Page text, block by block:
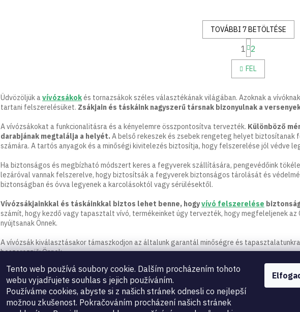
Tento web používá soubory cookie. Dalším procházením tohoto
webu vyjadřujete souhlas s jejich používáním.
Používáme cookies, abyste si z našich stránek odnesli co nejlepší
možnou zkušenost. Pokračováním procházení našich stránek
L
i
s
t
a
i
r
n
y
í
á
s
l
e
m
TOVÁBBI 7 BETÖLTÉSE
L
a
p
o
z
s
1 2
FEL
Üdvözöljük avívózsákok és tornazsákok széles választékának világában. Azoknak a
tartani felszerelésüket. Zsákjain és táskáink nagyszerű társnak bizonyulnak a
A vívózsákokat a funkcionalitásra és a kényelemre összpontosítva tervezték. Különböző
darabjának megtalálja a helyét. A belső rekeszek és zsebek rengeteg helyet biztosítanak
számára. A tartós anyagok és a minőségi kivitelezés biztosítja, hogy felszerelése jól védve
Ha biztonságos és megbízható módszert keres a fegyverek szállítására, pengevédőink
lezáróval vannak felszerelve, hogy biztosítsák a fegyverek biztonságos tárolását és
biztonságban és óvva legyenek a karcolásoktól vagy sérülésektől.
Vívózsákjainkkal és táskáinkkal biztos lehet benne, hogyvívó felszerelése
számít, hogy kezdő vagy tapasztalt vívó, termékeinket úgy tervezték, hogy megfeleljenek
nyújtsanak Önnek.
A vívózsák kiválasztásakor támaszkodjon az általunk garantál minőségre és
beszerezzük Önnek.